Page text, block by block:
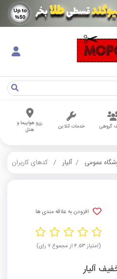
گروهی خدمات آنلاین
رزرو هواپیما و
هتل
عمومی آلیار کدهای کاربران
افزودن به علاقه مندی ها
(امتیاز ۴.۵۳ از مجموع ۷ رای)
آلیار